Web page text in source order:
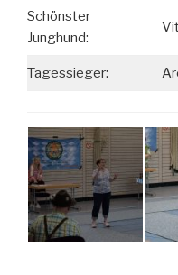
Schönster
Junghund:
Tagessieger: